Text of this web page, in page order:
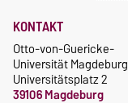
KONTAKT
Otto-von-Guericke-
Universität Magdeburg
Universitätsplatz 2
39106 Magdeburg